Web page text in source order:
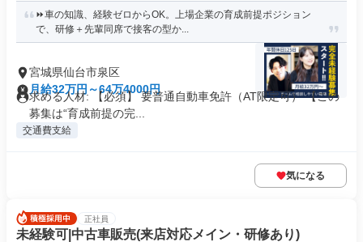
⏩️車の知識、経験ゼロからOK。上場企業の育成前提ポジション
で、研修＋先輩同席で接客の型か...
宮城県仙台市泉区
月給32万円～64万4000円
求める人材: 【必須】 要普通自動車免許（AT限定可） 【この
募集は“育成前提の完...
交通費支給
気になる
正社員
未経験可|中古車販売(来店対応メイン・研修あり)